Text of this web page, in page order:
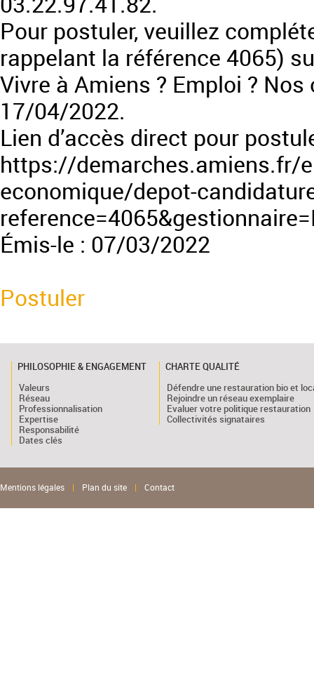
Pour postuler, veuillez
rappelant la référence 4065)
Vivre à Amiens ? Emploi ?
17/04/2022.
Lien d’accès direct pour
https://demarches.amiens.fr/
economique/depot-
Émis-le : 07/03/2022
Postuler
PHILOSOPHIE & ENGAGEMENT
Valeurs
Réseau
Professionnalisation
Expertise
Responsabilité
Dates clés
CHARTE QUALITÉ
Défendre une restauration bio et
Rejoindre un réseau exemplaire
Evaluer votre politique restauration
Collectivités signataires
Mentions légales | Plan du site | Contact